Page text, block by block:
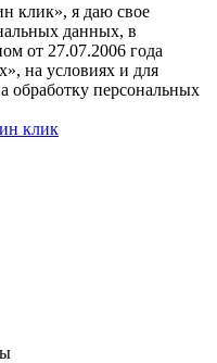
клик», я даю свое
данных, в
от 27.07.2006 года
на условиях и для
обработку персональных
клик